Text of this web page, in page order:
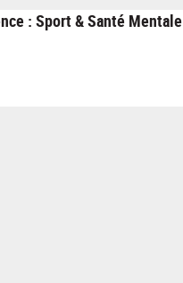
: Sport & Santé Mentale